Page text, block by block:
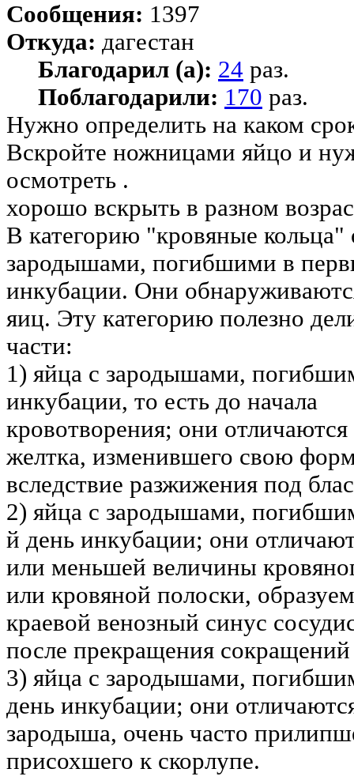
Сообщения: 1397
Откуда: дагестан
Благодарил (а): 24 раз.
Поблагодарили: 170 раз.
Нужно определить на каком
Вскройте ножницами яйцо и
осмотреть .
хорошо вскрыть в разном
В категорию "кровяные кольца"
зародышами, погибшими в
инкубации. Они
яиц. Эту категорию полезно
части:
1) яйца с зародышами,
инкубации, то есть до начала
кровотворения; они
желтка, изменившего свою
вследствие разжижения под
2) яйца с зародышами,
й день инкубации; они
или меньшей величины
или кровяной полоски,
краевой венозный синус
после прекращения сокращений
3) яйца с зародышами,
день инкубации; они
зародыша, очень часто
присохшего к скорлупе.